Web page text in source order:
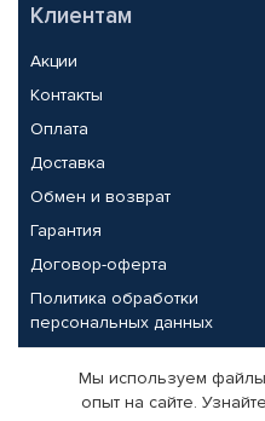
Клиентам
Акции
Контакты
Оплата
Доставка
Обмен и возврат
Гарантия
Договор-оферта
Политика обработки
персональных данных
Партнерам
Мы используем
опыт на сайте.